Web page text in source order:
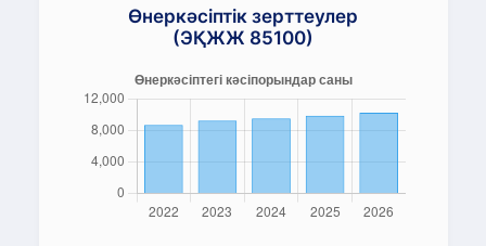
Өнеркәсіптік зерттеулер
(ЭҚЖЖ 85100)